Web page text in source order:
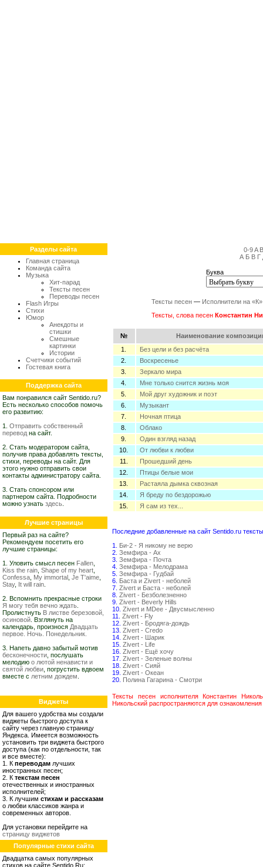
Разделы сайта
Главная страница
Команда сайта
Музыка
Хит-парад
Тексты песен
Переводы песен
Flash Игры
Стихи
Юмор
Анекдоты и
стишки
Смешные
картинки
Истории
Счетчики событий
Гостевая книга
Поддержка сайта
Вам понравился сайт Sentido.ru?
Есть несколько способов помочь
его развитию:
1. Отправить собственный
перевод на сайт.
2. Стать модератором сайта,
получив права добавлять тексты,
стихи, переводы на сайт. Для
этого нужно отправить свои
контакты администратору сайта.
3. Стать спонсором или
партнером сайта. Подробности
можно узнать здесь
Лучшие страницы
Первый раз на сайте?
Рекомендуем посетить его
лучшие страницы:
1. Уловить смысл песен Fallen
Kiss the rain Shape of my heart
Confessa My immortal Je T'aime
Stay, It will rain
2. Вспомнить прекрасные строки
Я могу тебя вечно ждать
Пролистнуть В листве березовой,
осиновой . Взглянуть на
календарь, произнося Двадцать
первое. Ночь. Понедельник.
3. Напеть давно забытый мотив
бесконечности , послушать
мелодию о лютой ненависти и
святой любви , погрустить вдвоем
вместе с летним дождем
Виджеты
Для вашего удобства мы создали
виджеты быстрого доступа к
сайту через главную страницу
Яндекса. Имеется возможность
установить три виджета быстрого
доступа (как по отдельности, так
и все вместе):
1. К переводам лучших
иностранных песен;
2. К текстам песен
отечественных и иностранных
исполнителей;
3. К лучшим стихам и рассказам
о любви классиков жанра и
современных авторов.
Для установки перейдите на
страницу виджетов
Популярные стихи сайта
Двадцатка самых популярных
стихов на сайте Sentido.Ru:
0-9 A
А Б В Г
Буква
Тексты песен — Исполнители на «К»
Тексты, слова песен Константин
№
Наименование
1.
Без цели и без расчёта
2.
Воскресенье
3.
Зеркало мира
4.
Мне только снится жизнь моя
5.
Мой друг художник и поэт
6.
Музыкант
7.
Ночная птица
8.
Облако
9.
Один взгляд назад
10.
От любви к любви
11.
Прошедший день
12.
Птицы белые мои
13.
Растаяла дымка сквозная
14.
Я бреду по бездорожью
15.
Я сам из тех...
Последние добавленные на сайт Sentido.ru
1. Би-2 - Я никому не верю
2. Земфира - Ах
3. Земфира - Почта
4. Земфира - Мелодрама
5. Земфира - Гудбай
6. Баста и Zivert - неболей
7. Zivert и Баста - неболей
8. Zivert - Безболезненно
9. Zivert - Beverly Hills
10. Zivert и MDee - Двусмысленно
11. Zivert - Fly
12. Zivert - Бродяга-дождь
13. Zivert - Credo
14. Zivert - Шарик
15. Zivert - Life
16. Zivert - Ещё хочу
17. Zivert - Зеленые волны
18. Zivert - Сияй
19. Zivert - Океан
20. Полина Гагарина - Смотри
Тексты песен исполнителя Константин
Никольский распространяются для